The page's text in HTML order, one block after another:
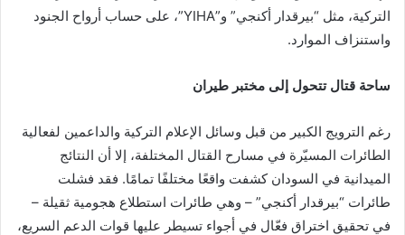
التركية، مثل “بيرقدار أكنجي” و”YIHA”، على حساب أرواح الجنود
واستنزاف الموارد.
ساحة قتال تتحول إلى مختبر طيران
رغم الترويج الكبير من قبل وسائل الإعلام التركية والداعمين لفعالية
الطائرات المسيّرة في مسارح القتال المختلفة، إلا أن النتائج
الميدانية في السودان كشفت واقعًا مختلفًا تمامًا. فقد فشلت
طائرات “بيرقدار أكنجي” – وهي طائرات استطلاع هجومية ثقيلة –
في تحقيق اختراق فعّال في أجواء تسيطر عليها قوات الدعم السريع،